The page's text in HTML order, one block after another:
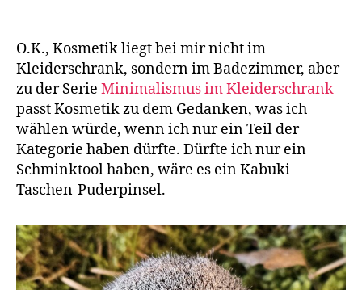
O.K., Kosmetik liegt bei mir nicht im
Kleiderschrank, sondern im Badezimmer, aber
zu der Serie Minimalismus im Kleiderschrank
passt Kosmetik zu dem Gedanken, was ich
wählen würde, wenn ich nur ein Teil der
Kategorie haben dürfte. Dürfte ich nur ein
Schminktool haben, wäre es ein Kabuki
Taschen-Puderpinsel.